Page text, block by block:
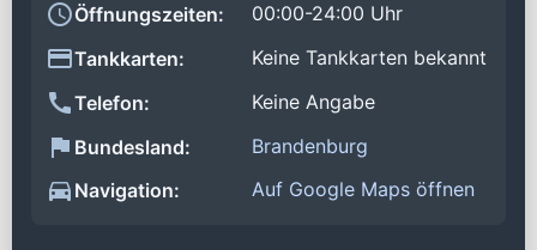
Öffnungszeiten:
00:00-24:00 Uhr
Tankkarten:
Keine Tankkarten bekannt
Telefon:
Keine Angabe
Bundesland:
Brandenburg
Navigation:
Auf Google Maps öffnen